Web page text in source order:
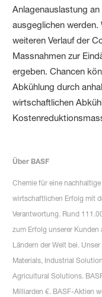
Anlagenauslastung
ausgeglichen werden.
weiteren Verlauf der
Massnahmen zur
ergeben. Chancen
Abkühlung durch
wirtschaftlichen
Über BASF
Chemie für eine
wirtschaftlichen Erfolg mit
Verantwortung. Rund
zum Erfolg unserer Kunden
Ländern der Welt bei.
Materials, Industrial
Agricultural Solutions.
Milliarden €. BASF-Aktien